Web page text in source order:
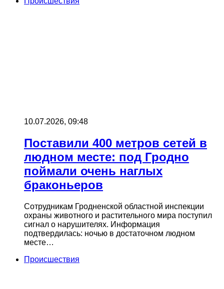
10.07.2026, 09:48
Поставили 400 метров сетей в
людном месте: под Гродно
поймали очень наглых
браконьеров
Сотрудникам Гродненской областной инспекции
охраны животного и растительного мира поступил
сигнал о нарушителях. Информация
подтвердилась: ночью в достаточном людном
месте…
Происшествия